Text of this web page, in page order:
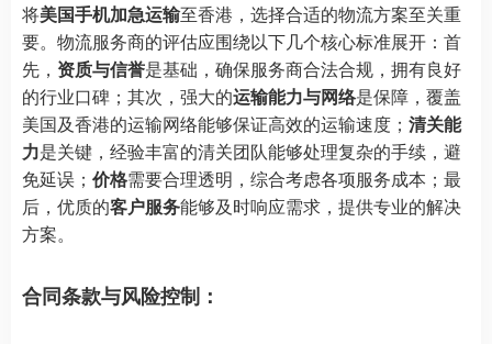
将美国手机加急运输至香港，选择合适的物流方案至关重
要。物流服务商的评估应围绕以下几个核心标准展开：首
先， 资质与信誉是基础，确保服务商合法合规，拥有良好
的行业口碑；其次，强大的运输能力与网络是保障，覆盖
美国及香港的运输网络能够保证高效的运输速度； 清关能
力是关键，经验丰富的清关团队能够处理复杂的手续，避
免延误； 价格需要合理透明，综合考虑各项服务成本；最
后，优质的客户服务能够及时响应需求，提供专业的解决
方案。
合同条款与风险控制：